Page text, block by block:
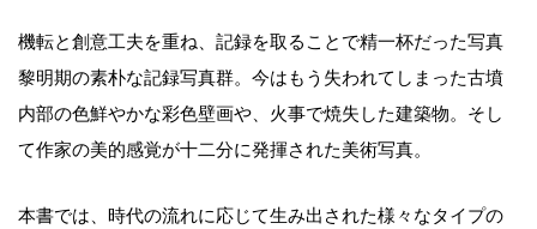
機転と創意工夫を重ね、記録を取ることで精一杯だった写真
黎明期の素朴な記録写真群。今はもう失われてしまった古墳
内部の色鮮やかな彩色壁画や、火事で焼失した建築物。そし
て作家の美的感覚が十二分に発揮された美術写真。
本書では、時代の流れに応じて生み出された様々なタイプの